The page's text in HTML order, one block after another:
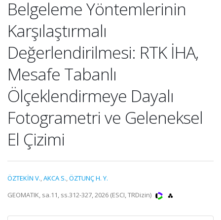
Belgeleme Yöntemlerinin
Karşılaştırmalı
Değerlendirilmesi: RTK İHA,
Mesafe Tabanlı
Ölçeklendirmeye Dayalı
Fotogrametri ve Geleneksel
El Çizimi
ÖZTEKİN V.,AKCA S.,ÖZTUNÇ H. Y.
GEOMATIK, sa.11, ss.312-327, 2026 (ESCI, TRDizin)